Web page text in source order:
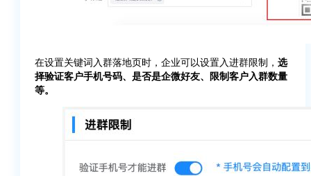
在设置关键词入群落地页时，企业可以设置入进群限制， 选
择验证客户手机号码、是否是企微好友、限制客户入群数量
等。